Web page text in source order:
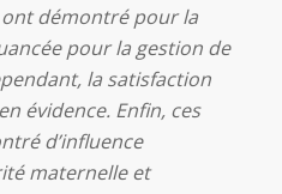
démontré pour la
pour la gestion de
la satisfaction
évidence. Enfin, ces
d’influence
maternelle et